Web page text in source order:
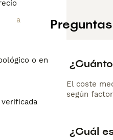
o en el
El coste
según
¿Cuál